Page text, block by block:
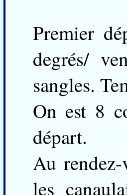
Premier
degrés/
sangles.
On est 8
départ.
Au
les